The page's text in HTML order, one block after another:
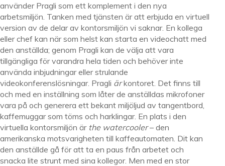
använder Pragli som ett komplement i den nya
arbetsmiljön. Tanken med tjänsten är att erbjuda en virtuell
version av de delar av kontorsmiljön vi saknar. En kollega
eller chef kan när som helst kan starta en videochatt med
den anställda; genom Pragli kan de välja att vara
tillgängliga för varandra hela tiden och behöver inte
använda inbjudningar eller strulande
videokonferenslösningar. Pragli ärkontoret. Det finns till
och med en inställning som låter de anställdas mikrofoner
vara på och generera ett bekant miljöljud av tangentbord,
kaffemuggar som töms och harklingar. En plats i den
virtuella kontorsmiljön är the watercooler– den
amerikanska motsvarigheten till kaffeautomaten. Dit kan
den anställde gå för att ta en paus från arbetet och
snacka lite strunt med sina kollegor. Men med en stor